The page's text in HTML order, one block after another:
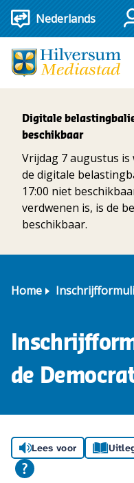
Digitale
beschikbaar
Vrijdag 7 augustus is
de digitale
17:00 niet
verdwenen is, is de
beschikbaar.
Home
de
Lees voor